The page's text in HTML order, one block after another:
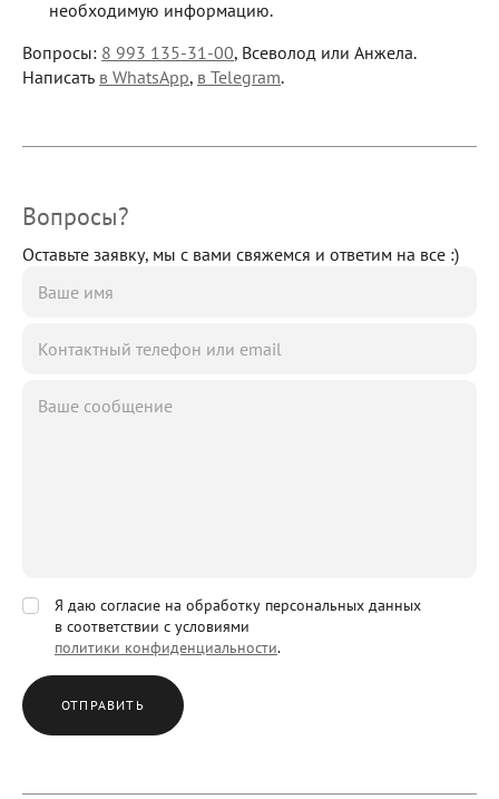
необходимую информацию.
Вопросы: 8 993 135-31-00, Всеволод или Анжела.
Написать в WhatsApp, в Telegram.
Вопросы?
Оставьте заявку, мы с вами свяжемся и ответим на все :)
Я даю согласие на обработку персональных данных
в соответствии с условиями
политики конфиденциальности.
ОТПРАВИТЬ